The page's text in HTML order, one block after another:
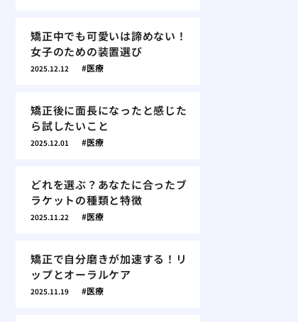
矯正中でも可愛いは諦めない！
女子のための装置選び
2025.12.12 医療
矯正後に面長になったと感じた
ら試したいこと
2025.12.01 医療
どれを選ぶ？あなたに合ったブ
ラケットの種類と特徴
2025.11.22 医療
矯正で自分磨きが加速する！リ
ップとオーラルケア
2025.11.19 医療